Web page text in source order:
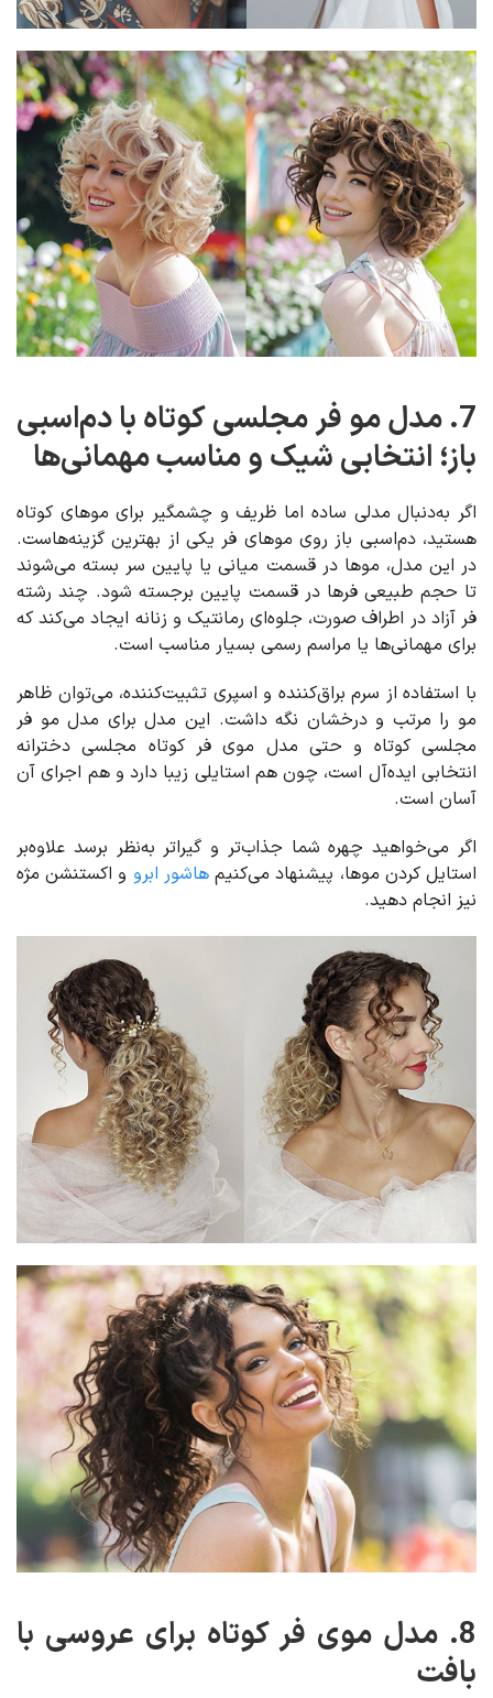
7. مدل مو فر مجلسی کوتاه با دم‌اسبی
باز؛ انتخابی شیک و مناسب مهمانی‌ها
اگر به‌دنبال مدلی ساده اما ظریف و چشمگیر برای موهای کوتاه
هستید، دم‌اسبی باز روی موهای فر یکی از بهترین گزینه‌هاست.
در این مدل، موها در قسمت میانی یا پایین سر بسته می‌شوند
تا حجم طبیعی فرها در قسمت پایین برجسته شود. چند رشته
فر آزاد در اطراف صورت، جلوه‌ای رمانتیک و زنانه ایجاد می‌کند که
برای مهمانی‌ها یا مراسم رسمی بسیار مناسب است.
با استفاده از سرم براق‌کننده و اسپری تثبیت‌کننده، می‌توان ظاهر
مو را مرتب و درخشان نگه داشت. این مدل برای مدل مو فر
مجلسی کوتاه و حتی مدل موی فر کوتاه مجلسی دخترانه
انتخابی ایده‌آل است، چون هم استایلی زیبا دارد و هم اجرای آن
آسان است.
اگر می‌خواهید چهره شما جذاب‌تر و گیراتر به‌نظر برسد علاوه‌بر
استایل کردن موها، پیشنهاد می‌کنیمهاشور ابرو و اکستنشن مژه
نیز انجام دهید.
8. مدل موی فر کوتاه برای عروسی با
بافت